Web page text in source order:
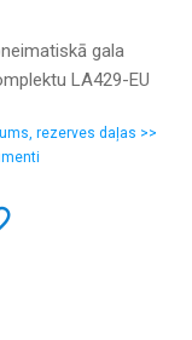
gala
LA429-EU
rezerves daļas >>